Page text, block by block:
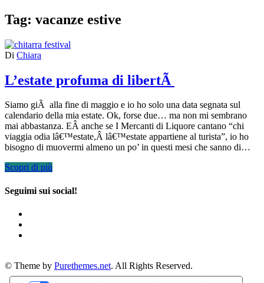
Tag: vacanze estive
Di Chiara
L’estate profuma di libertÃ
Siamo giÃ alla fine di maggio e io ho solo una data segnata sul
calendario della mia estate. Ok, forse due… ma non mi sembrano
mai abbastanza. EÂ anche se I Mercanti di Liquore cantano “chi
viaggia odia lâ€™estate,Â lâ€™estate appartiene al turista”, io ho
bisogno di muovermi almeno un po’ in questi mesi che sanno di…
Scopri di più
Seguimi sui social!
© Theme by Purethemes.net. All Rights Reserved.